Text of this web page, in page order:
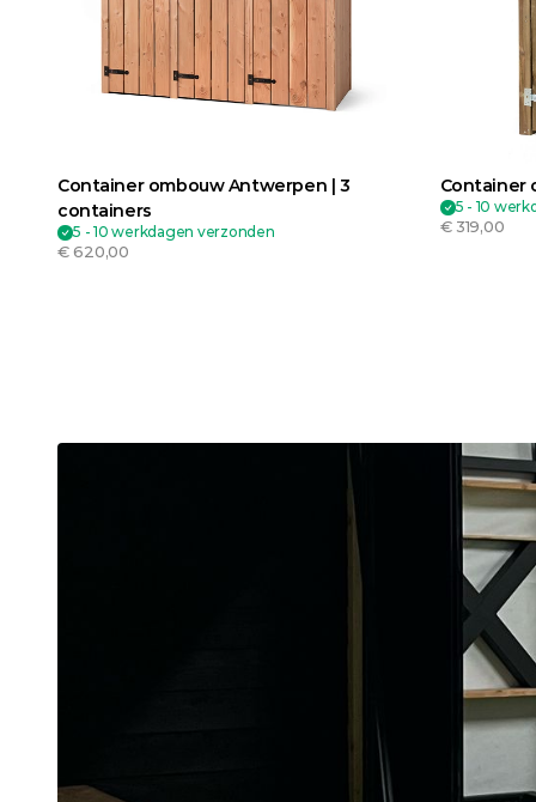
Container ombouw Antwerpen | 3
containers
5 - 10 werkdagen verzonden
€ 620,00
Container
5 - 10
€ 319,00